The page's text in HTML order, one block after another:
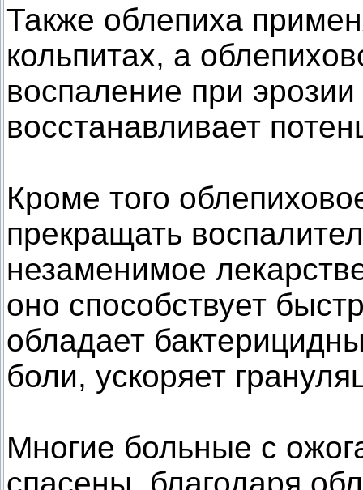
Также облепиха
кольпитах, а
воспаление при
восстанавливает
Кроме того
прекращать
незаменимое
оно способствует
обладает
боли, ускоряет
Многие больные с
спасены, благодаря